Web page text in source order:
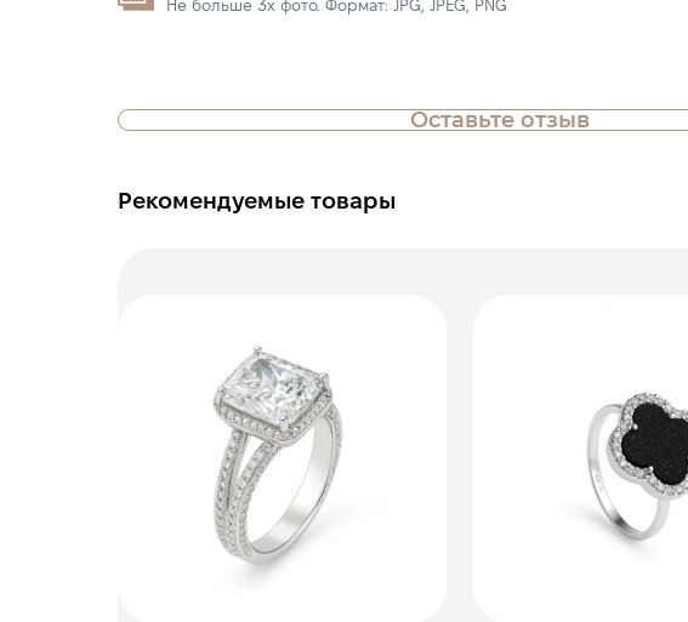
Не больше 3х фото. Формат: JPG, JPEG, PNG
Оставьте отзыв
Рекомендуемые товары